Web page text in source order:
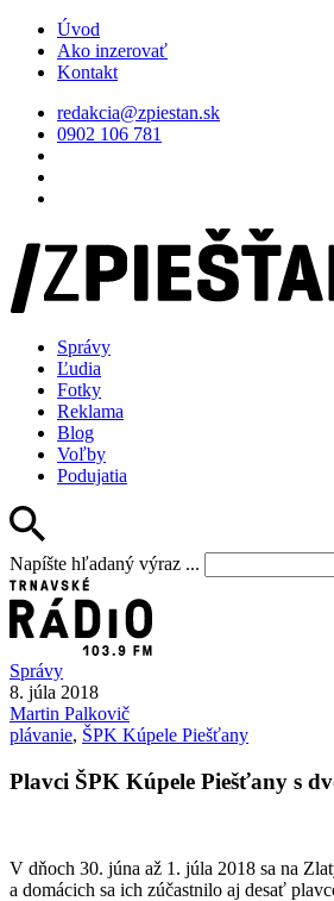
Úvod
Ako inzerovať
Kontakt
redakcia@zpiestan.sk
0902 106 781
Správy
Ľudia
Fotky
Reklama
Blog
Voľby
Podujatia
Napíšte hľadaný výraz ...
Správy
8. júla 2018
Martin Palkovič
plávanie, ŠPK Kúpele Piešťany
Plavci ŠPK Kúpele Piešťany s
V dňoch 30. júna až 1. júla 2018 sa na
a domácich sa ich zúčastnilo aj desať